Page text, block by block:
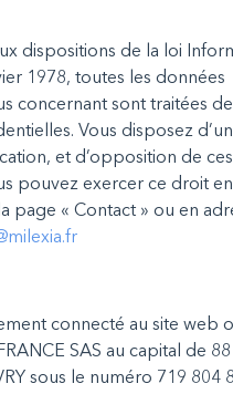
dispositions de la loi
1978, toutes les données
concernant sont traitées
Vous disposez
et d’opposition de
pouvez exercer ce droit
page « Contact » ou en
connecté au site web
SAS au capital de
sous le numéro 719 804